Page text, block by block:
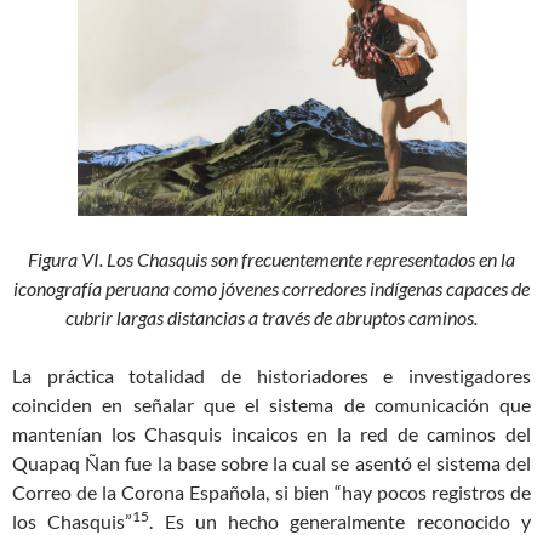
Figura VI. Los Chasquis son frecuentemente representados en la
iconografía peruana como jóvenes corredores indígenas capaces de
cubrir largas distancias a través de abruptos caminos.
La práctica totalidad de historiadores e investigadores
coinciden en señalar que el sistema de comunicación que
mantenían los Chasquis incaicos en la red de caminos del
Quapaq Ñan fue la base sobre la cual se asentó el sistema del
Correo de la Corona Española, si bien “hay pocos registros de
los Chasquis”15. Es un hecho generalmente reconocido y